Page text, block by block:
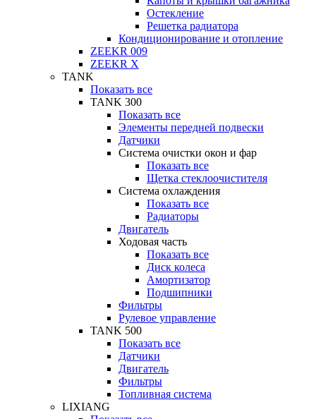
Остекление
Решетка радиатора
Кондиционирование и отопление
ZEEKR 009
ZEEKR X
TANK
Показать все
TANK 300
Показать все
Элементы передней подвески
Датчики
Система очистки окон и фар
Показать все
Щетка стеклоочистителя
Система охлаждения
Показать все
Радиаторы
Двигатель
Ходовая часть
Показать все
Диск колеса
Амортизатор
Подшипники
Фильтры
Рулевое управление
TANK 500
Показать все
Датчики
Двигатель
Фильтры
Топливная система
LIXIANG